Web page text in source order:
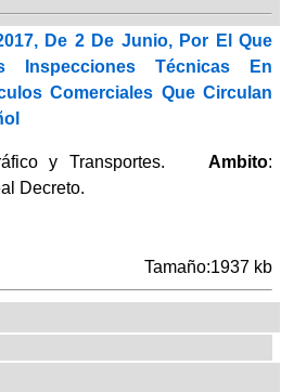
De 2 De Junio, Por El Que
Inspecciones Técnicas En
Comerciales Que Circulan
y Transportes. Ambito:
Decreto.
Tamaño:1937 kb